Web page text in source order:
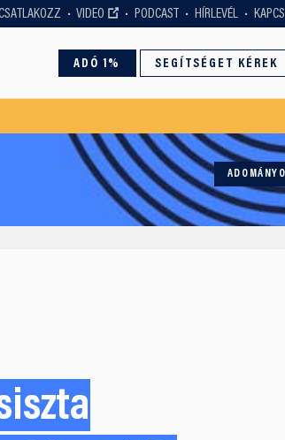
VIDEO PODCAST HÍRLEVÉL
ADÓ 1% SEGÍTSÉGET KÉREK